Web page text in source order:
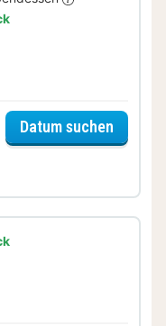
Datum suchen